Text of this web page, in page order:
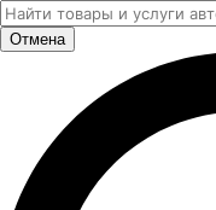
Отмена